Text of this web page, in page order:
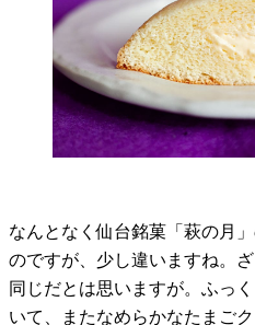
なんとなく仙台銘菓「萩の月
のですが、少し違いますね。
同じだとは思いますが。ふっ
いて、またなめらかなたまご